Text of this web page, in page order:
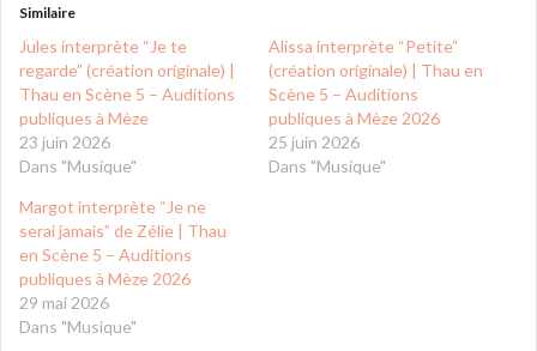
Similaire
Jules interprète “Je te
regarde” (création originale) |
Thau en Scène 5 – Auditions
publiques à Mèze
23 juin 2026
Dans "Musique"
Alissa interprète “Petite”
(création originale) | Thau en
Scène 5 – Auditions
publiques à Mèze 2026
25 juin 2026
Dans "Musique"
Margot interprète “Je ne
serai jamais” de Zélie | Thau
en Scène 5 – Auditions
publiques à Mèze 2026
29 mai 2026
Dans "Musique"